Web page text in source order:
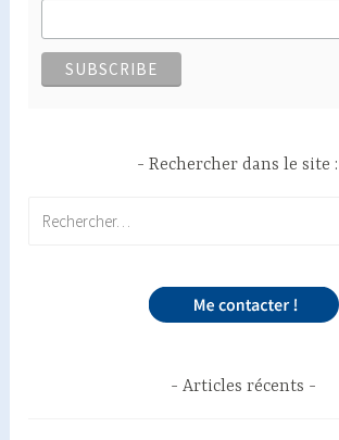
Rechercher dans le site :
Articles récents